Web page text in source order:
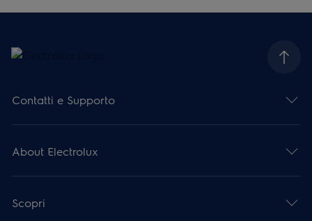
Contatti e Supporto
About Electrolux
Scopri